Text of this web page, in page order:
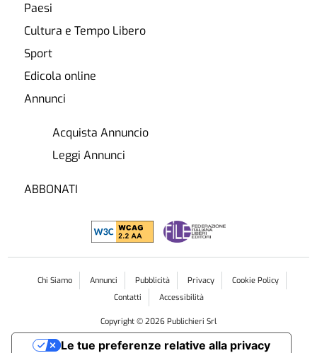
Paesi
Cultura e Tempo Libero
Sport
Edicola online
Annunci
Acquista Annuncio
Leggi Annunci
ABBONATI
Chi Siamo Annunci Pubblicità Privacy
Cookie Policy
Contatti
Accessibilità
Copyright © 2026 Publichieri Srl
Le tue preferenze relative alla privacy